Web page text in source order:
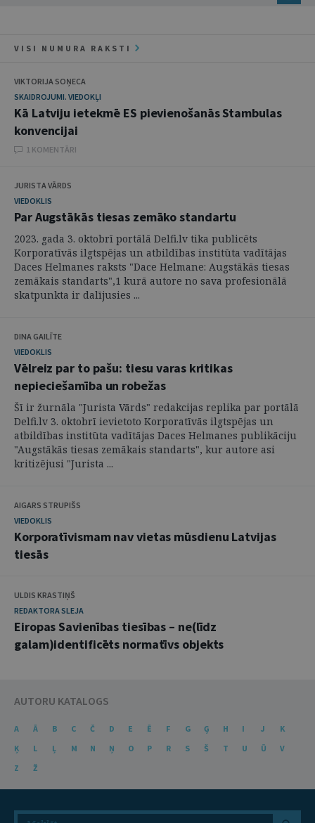
VISI NUMURA RAKSTI
VIKTORIJA SOŅECA
SKAIDROJUMI. VIEDOKĻI
Kā Latviju ietekmē ES pievienošanās Stambulas
konvencijai
1 KOMENTĀRI
JURISTA VĀRDS
VIEDOKLIS
Par Augstākās tiesas zemāko standartu
2023. gada 3. oktobrī portālā Delfi.lv tika publicēts
Korporatīvās ilgtspējas un atbildības institūta vadītājas
Daces Helmanes raksts "Dace Helmane: Augstākās tiesas
zemākais standarts",1 kurā autore no sava profesionālā
skatpunkta ir dalījusies ...
DINA GAILĪTE
VIEDOKLIS
Vēlreiz par to pašu: tiesu varas kritikas
nepieciešamība un robežas
Šī ir žurnāla "Jurista Vārds" redakcijas replika par portālā
Delfi.lv 3. oktobrī ievietoto Korporatīvās ilgtspējas un
atbildības institūta vadītājas Daces Helmanes publikāciju
"Augstākās tiesas zemākais standarts", kur autore asi
kritizējusi "Jurista ...
AIGARS STRUPIŠS
VIEDOKLIS
Korporatīvismam nav vietas mūsdienu Latvijas
tiesās
ULDIS KRASTIŅŠ
REDAKTORA SLEJA
Eiropas Savienības tiesības – ne(līdz
galam)identificēts normatīvs objekts
AUTORU KATALOGS
A Ā B C Č D E Ē F G Ģ H I J
K
Ķ
L Ļ M N Ņ O P R S Š T U Ū
V
Z
Ž